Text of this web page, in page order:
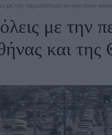
με την περισσότερη κίνηση στον
με την
και της